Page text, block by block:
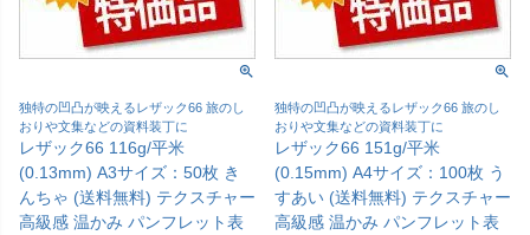
独特の凹凸が映えるレザック66 旅のし
おりや文集などの資料装丁に
レザック66 116g/平米
(0.13mm) A3サイズ：50枚 き
んちゃ (送料無料) テクスチャー
高級感 温かみ パンフレット表
独特の凹凸が映えるレザック66 旅のし
おりや文集などの資料装丁に
レザック66 151g/平米
(0.15mm) A4サイズ：100枚 う
すあい (送料無料) テクスチャー
高級感 温かみ パンフレット表